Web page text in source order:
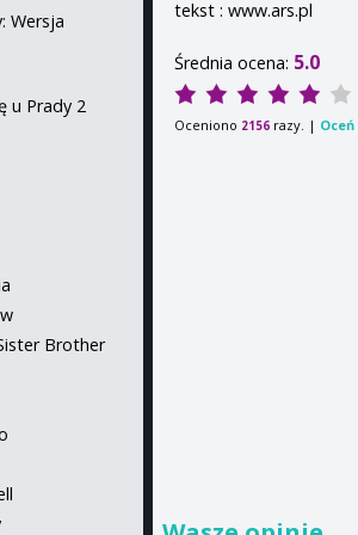
tekst : www.ars.pl
Średnia ocena: 5.0
Oceniono 2156 razy. |
Wersja
u Prady 2
Brother